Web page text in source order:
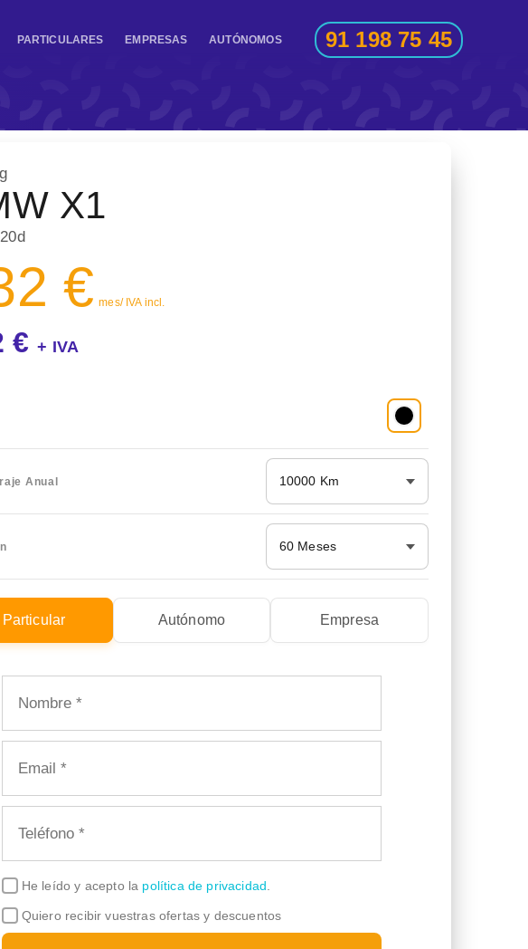
PARTICULARES EMPRESAS AUTÓNOMOS 91 198 75 45
X1
€ mes/ IVA incl.
€+ IVA
Anual 10000 Km
60 Meses
Particular Autónomo Empresa
He leído y acepto la política de privacidad
Quiero recibir vuestras ofertas y descuentos